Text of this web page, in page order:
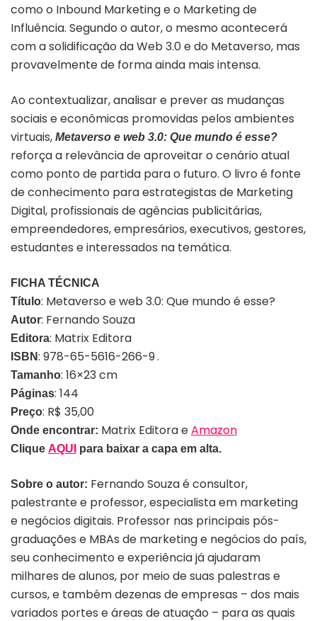
como o Inbound Marketing e o Marketing de
Influência. Segundo o autor, o mesmo acontecerá
com a solidificação da Web 3.0 e do Metaverso, mas
provavelmente de forma ainda mais intensa.
Ao contextualizar, analisar e prever as mudanças
sociais e econômicas promovidas pelos ambientes
virtuais, Metaverso e web 3.0: Que mundo é esse?
reforça a relevância de aproveitar o cenário atual
como ponto de partida para o futuro. O livro é fonte
de conhecimento para estrategistas de Marketing
Digital, profissionais de agências publicitárias,
empreendedores, empresários, executivos, gestores,
estudantes e interessados na temática.
FICHA TÉCNICA
Título: Metaverso e web 3.0: Que mundo é esse?
Autor: Fernando Souza
Editora: Matrix Editora
ISBN: 978-65-5616-266-9 .
Tamanho: 16×23 cm
Páginas: 144
Preço: R$ 35,00
Onde encontrar: Matrix Editora eAmazon
Clique AQUI para baixar a capa em alta.
Sobre o autor: Fernando Souza é consultor,
palestrante e professor, especialista em marketing
e negócios digitais. Professor nas principais pós-
graduações e MBAs de marketing e negócios do país,
seu conhecimento e experiência já ajudaram
milhares de alunos, por meio de suas palestras e
cursos, e também dezenas de empresas – dos mais
variados portes e áreas de atuação – para as quais